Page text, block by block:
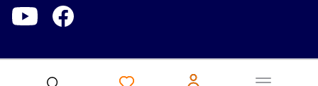
Soziale-
Netzwerke